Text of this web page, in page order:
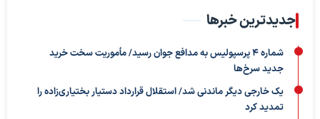
جدیدترین خبرها
شماره ۴ پرسپولیس به مدافع جوان رسید/ مأموریت سخت خرید
جدید سرخ‌ها
یک خارجی دیگر ماندنی شد/ استقلال قرارداد دستیار بختیاری‌زاده را
تمدید کرد